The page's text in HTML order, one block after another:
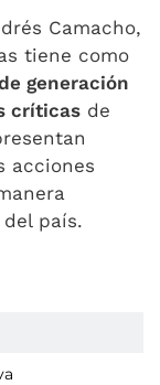
Camacho,
tiene como
generación
críticas de
acciones
país.